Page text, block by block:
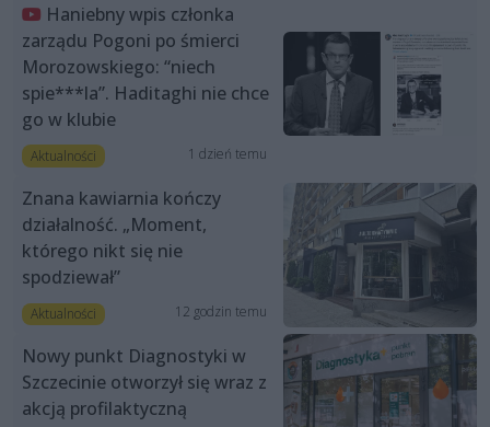
Haniebny wpis członka
zarządu Pogoni po śmierci
Morozowskiego: “niech
spie***la”. Haditaghi nie chce
go w klubie
Aktualności 1 dzień temu
Znana kawiarnia kończy
działalność. „Moment,
którego nikt się nie
spodziewał”
Aktualności 12 godzin temu
Nowy punkt Diagnostyki w
Szczecinie otworzył się wraz z
akcją profilaktyczną